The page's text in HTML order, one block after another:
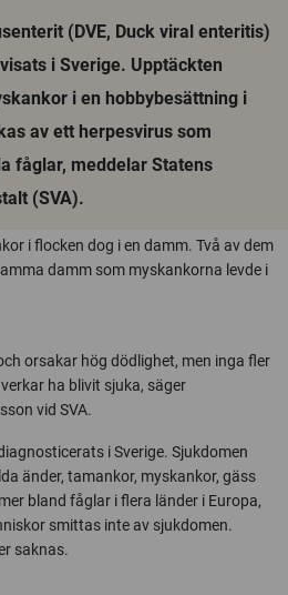
(DVE, Duck viral enteritis)
i Sverige. Upptäckten
i en hobbybesättning i
av ett herpesvirus som
fåglar, meddelar Statens
(SVA).
i flocken dog i en damm. Två av dem
damm som myskankorna levde i
orsakar hög dödlighet, men inga fler
ha blivit sjuka, säger
vid SVA.
i Sverige. Sjukdomen
änder, tamankor, myskankor, gäss
bland fåglar i flera länder i Europa,
smittas inte av sjukdomen.
saknas.